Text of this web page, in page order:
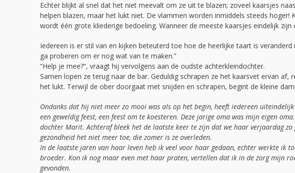
Echter blijkt al snel dat het niet meevalt om ze uit te blazen; zoveel kaarsjes
helpen blazen, maar het lukt niet. De vlammen worden inmiddels steeds
wordt één grote kliederige bedoeling. Wanneer de meeste kaarsjes eindelijk
Iedereen is er stil van en kijken beteuterd toe hoe de heerlijke taart is veranderd
ga proberen om er nog wat van te maken.”
“Help je mee?”, vraagt hij vervolgens aan de oudste achterkleindochter.
Samen lopen ze terug naar de bar. Geduldig schrapen ze het kaarsvet ervan
het lukt. Terwijl de ober doorgaat met snijden en schrapen, begint de kleine
Ondanks dat hij niet meer zo mooi was als op het begin, heeft iedereen
een geweldig feest, een feest om te koesteren. Deze jarige oma was mijn eigen
dochter Marit. Achteraf bleek het de laatste keer te zijn dat we haar verjaardag
gezondheid het niet meer toe, die zomer is ze overleden.
In de laatste jaren van haar leven heb ik veel voor haar gedaan, echter werkte ik
broeder. Kon ik nog maar even met haar praten, vertellen dat ik in de zorg mijn
gevonden.